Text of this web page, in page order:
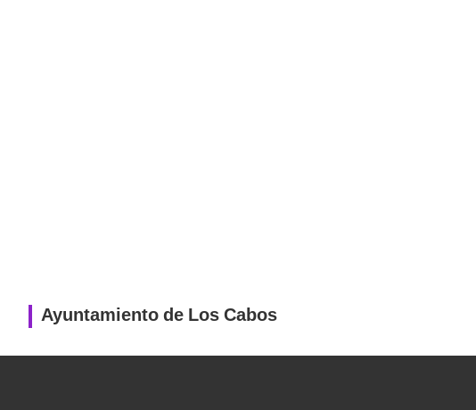
Ayuntamiento de Los Cabos